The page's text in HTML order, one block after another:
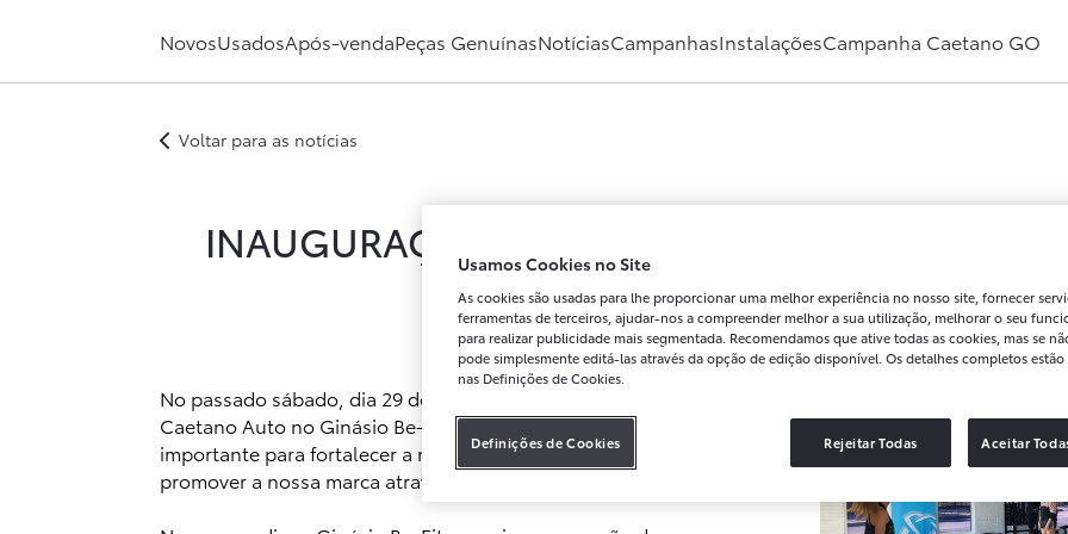
NovosUsadosApós-vendaPeças GenuínasNotíciasCampanhasInstalaçõesCampanha Caetano GO
Voltar para as notícias
INAUGURAÇÃO DA SALA CAETANO AUTO NO
LEIRIA
No passado sábado, dia 29 de março, inauguramos a nossa sala
Caetano Auto no Ginásio Be-Fit em Leiria. Este é um passo
importante para fortalecer a nossa presença na região e continuar a
promover a nossa marca através de parcerias locais.
Usamos Cookies no Site
As cookies são usadas para lhe proporcionar uma melhor experiência no nosso site, fornecer
ferramentas de terceiros, ajudar-nos a compreender melhor a sua utilização, melhorar o seu
para realizar publicidade mais segmentada. Recomendamos que ative todas as cookies, mas se
pode simplesmente editá-las através da opção de edição disponível. Os detalhes completos
nas Definições de Cookies.
Definições de Cookies Rejeitar Todas Aceitar